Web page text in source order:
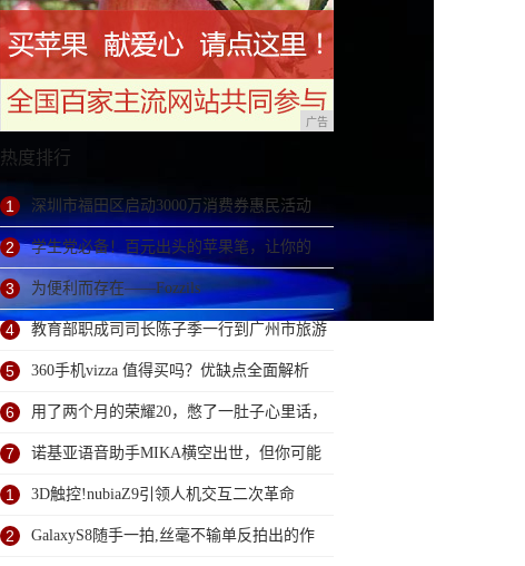
广告
热度排行
1 深圳市福田区启动3000万消费券惠民活动
2 学生党必备！百元出头的苹果笔，让你的
iPad成为学习神器
3 为便利而存在——Fozzils
4 教育部职成司司长陈子季一行到广州市旅游
商务职业学校考察调研
5 360手机vizza 值得买吗？优缺点全面解析
6 用了两个月的荣耀20，憋了一肚子心里话，
今天终于一吐为快
7 诺基亚语音助手MIKA横空出世，但你可能
用不上！
1 3D触控!nubiaZ9引领人机交互二次革命
2 GalaxyS8随手一拍,丝毫不输单反拍出的作